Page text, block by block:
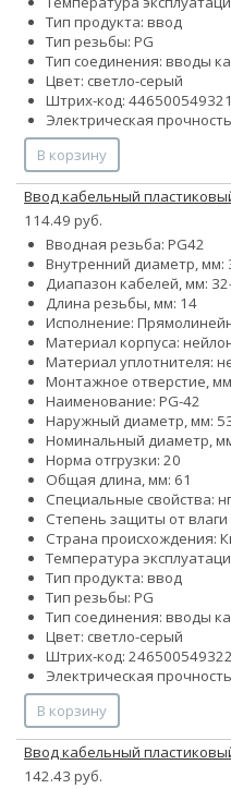
Тип продукта: ввод
Тип резьбы: PG
Тип соединения: вводы
Цвет: светло-серый
Штрих-код:
Электрическая
В корзину
Ввод кабельный
114.49 руб.
Вводная резьба: PG42
Внутренний диаметр, мм:
Диапазон кабелей, мм:
Длина резьбы, мм: 14
Исполнение:
Материал корпуса:
Материал уплотнителя:
Монтажное отверстие,
Наименование: PG-42
Наружный диаметр, мм:
Номинальный диаметр,
Норма отгрузки: 20
Общая длина, мм: 61
Специальные свойства:
Степень защиты от влаги
Страна происхождения:
Температура
Тип продукта: ввод
Тип резьбы: PG
Тип соединения: вводы
Цвет: светло-серый
Штрих-код:
Электрическая
В корзину
Ввод кабельный
142.43 руб.